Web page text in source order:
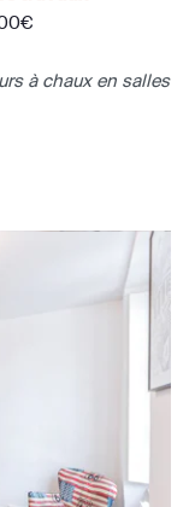
à chaux en salles